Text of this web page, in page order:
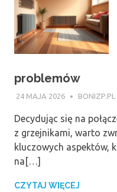
problemów
24 MAJA 2026 BONIZP.PL
Decydując się na
z grzejnikami, warto
kluczowych aspektów,
na[…]
CZYTAJ WIĘCEJ